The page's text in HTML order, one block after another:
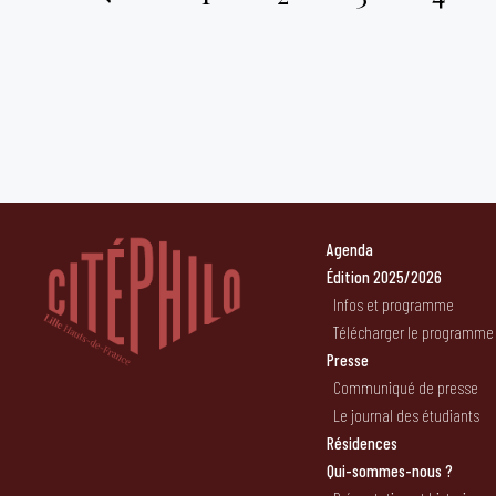
Agenda
Édition 2025/2026
Infos et programme
Télécharger le programme
Presse
Communiqué de presse
Le journal des étudiants
Résidences
Qui-sommes-nous ?